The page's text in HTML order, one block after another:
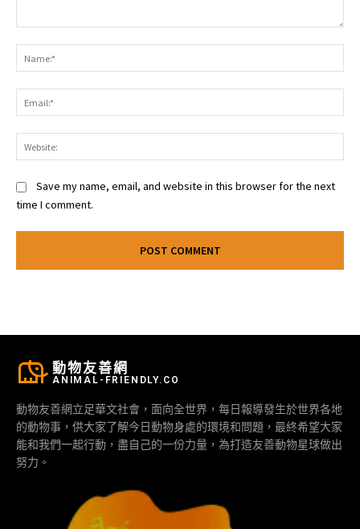
Save my name, email, and website in this browser for the next
time I comment.
動物友善網
ANIMAL-FRIENDLY.CO
動物友善網立足華文社會，面向全世界，每日報導發生於世界各地
的動物事，供大家了解今日動物身處的環境和問題，最終希望大家
能和我們一起行動，盡自己的一份力量，為打造友善動物星球做出
努力。